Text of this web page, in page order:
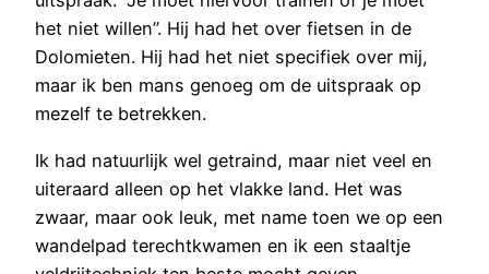
het niet willen”. Hij had het over fietsen in de
Dolomieten. Hij had het niet specifiek over mij,
maar ik ben mans genoeg om de uitspraak op
mezelf te betrekken.
Ik had natuurlijk wel getraind, maar niet veel en
uiteraard alleen op het vlakke land. Het was
zwaar, maar ook leuk, met name toen we op een
wandelpad terechtkwamen en ik een staaltje